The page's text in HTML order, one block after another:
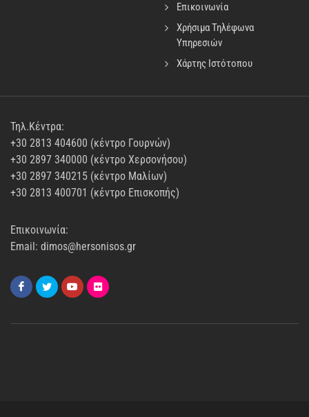
Επικοινωνία
Χρήσιμα Τηλέφωνα
Υπηρεσιών
Χάρτης Ιστότοπου
Τηλ.Κέντρα:
+30 2813 404600 (κέντρο Γουρνών)
+30 2897 340000 (κέντρο Χερσονήσου)
+30 2897 340215 (κέντρο Μαλίων)
+30 2813 400701 (κέντρο Επισκοπής)
Επικοινωνία:
Email: dimos@hersonisos.gr